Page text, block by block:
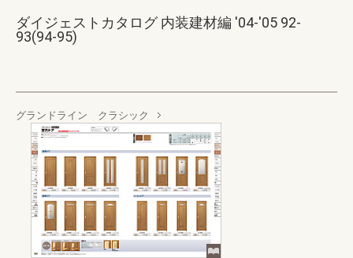
ダイジェストカタログ 内装建材編 '04-'05 92-
93(94-95)
グランドライン クラシック